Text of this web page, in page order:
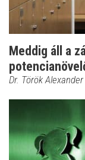
Meddig áll a
Dr. Török Alexander